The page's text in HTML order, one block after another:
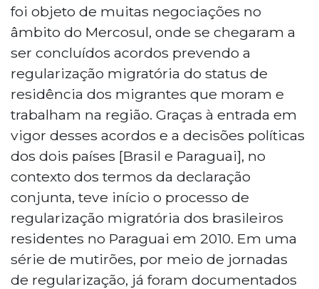
foi objeto de muitas negociações no
âmbito do Mercosul, onde se chegaram a
ser concluídos acordos prevendo a
regularização migratória do status de
residência dos migrantes que moram e
trabalham na região. Graças à entrada em
vigor desses acordos e a decisões políticas
dos dois países [Brasil e Paraguai], no
contexto dos termos da declaração
conjunta, teve início o processo de
regularização migratória dos brasileiros
residentes no Paraguai em 2010. Em uma
série de mutirões, por meio de jornadas
de regularização, já foram documentados